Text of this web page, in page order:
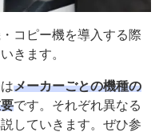
コピー機を導入する際
きます。
メーカーごとの機種の
です。それぞれ異なる
していきます。ぜひ参